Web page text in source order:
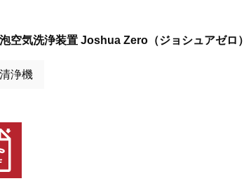
空気洗浄装置 Joshua Zero（ジョシュアゼロ）
浄機